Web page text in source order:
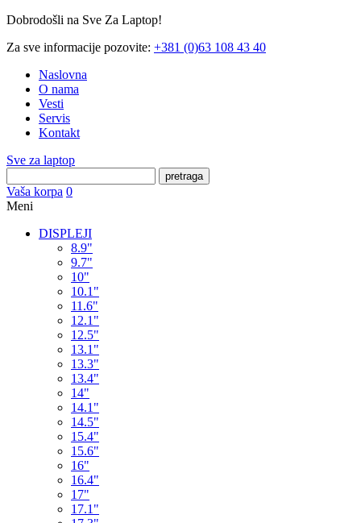
Dobrodošli na Sve Za Laptop!
Za sve informacije pozovite: +381 (0)63 108 43 40
Naslovna
O nama
Vesti
Servis
Kontakt
Sve za laptop
pretraga
Vaša korpa 0
Meni
DISPLEJI
8.9"
9.7"
10"
10.1"
11.6"
12.1"
12.5"
13.1"
13.3"
13.4"
14"
14.1"
14.5"
15.4"
15.6"
16"
16.4"
17"
17.1"